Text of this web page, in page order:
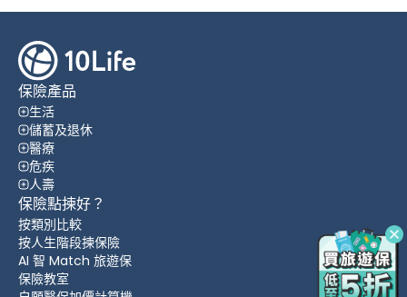
保險產品
生活
儲蓄及退休
醫療
危疾
人壽
保險點揀好？
按類別比較
按人生階段揀保險
AI 智 Match 旅遊保
保險教室